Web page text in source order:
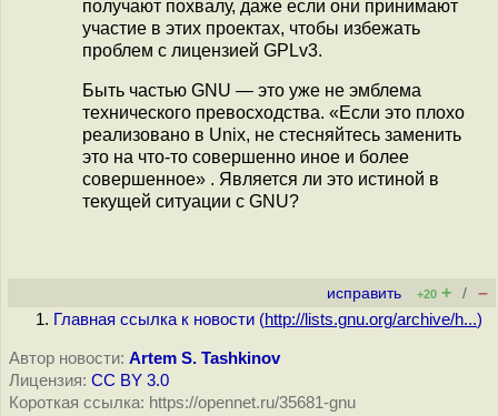
получают похвалу, даже если они принимают
участие в этих проектах, чтобы избежать
проблем с лицензией GPLv3.
Быть частью GNU — это уже не эмблема
технического превосходства. «Если это плохо
реализовано в Unix, не стесняйтесь заменить
это на что-то совершенно иное и более
совершенное» . Является ли это истиной в
текущей ситуации с GNU?
исправить +20 + / –
Главная ссылка к новости (http://lists.gnu.org/archive/h...)
Автор новости: Artem S. Tashkinov
Лицензия: CC BY 3.0
Короткая ссылка: https://opennet.ru/35681-gnu